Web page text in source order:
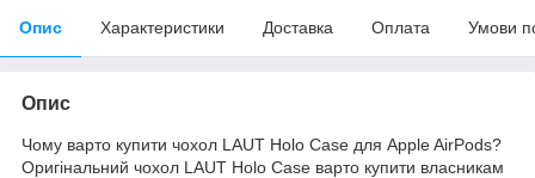
Опис Характеристики Доставка Оплата Умови
Опис
Чому варто купити чохол LAUT Holo Case для Apple AirPods?
Оригінальний чохол LAUT Holo Case варто купити власникам